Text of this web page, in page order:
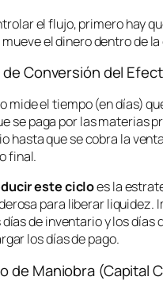
el flujo, primero hay
el dinero dentro de
de Conversión del
mide el tiempo (en días)
se paga por las materias
hasta que se cobra la
final.
este cicloes la
para liberar liquidez.
días de inventario y los días
los días de pago.
de Maniobra (Capital